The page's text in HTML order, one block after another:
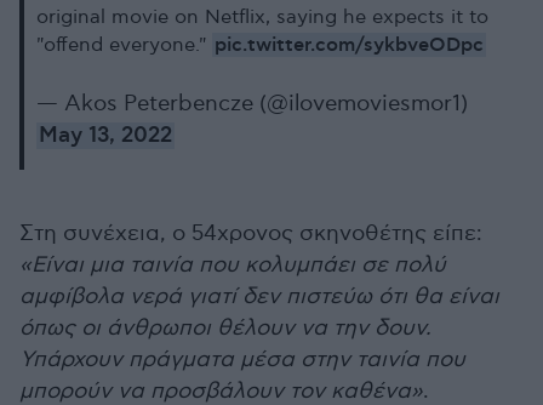
original movie on Netflix, saying he expects it to
"offend everyone." pic.twitter.com/sykbveODpc
— Akos Peterbencze (@ilovemoviesmor1)
May 13, 2022
Στη συνέχεια, ο 54χρονος σκηνοθέτης είπε:
«Είναι μια ταινία που κολυμπάει σε πολύ
αμφίβολα νερά γιατί δεν πιστεύω ότι θα είναι
όπως οι άνθρωποι θέλουν να την δουν.
Υπάρχουν πράγματα μέσα στην ταινία που
μπορούν να προσβάλουν τον καθένα».